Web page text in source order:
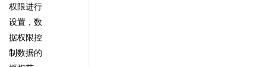
权限进行
设置，数
据权限控
制数据的